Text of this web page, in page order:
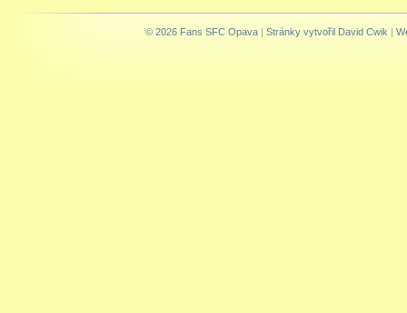
© 2026 Fans SFC Opava | Stránky vytvořil David Cwik |